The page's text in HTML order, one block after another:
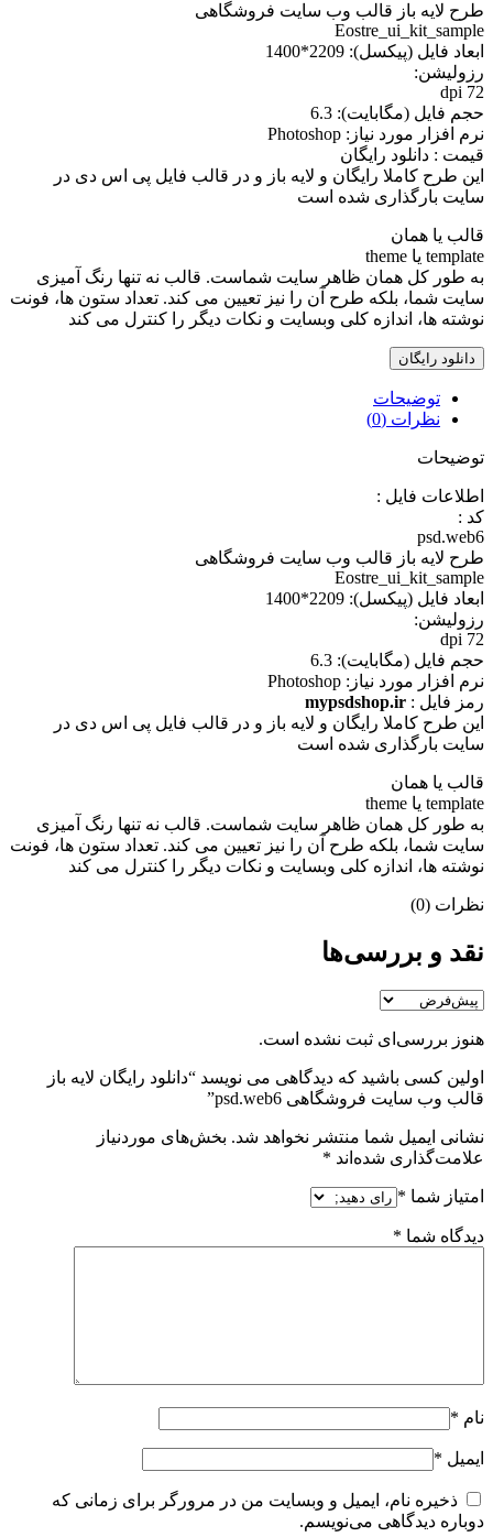
طرح لایه باز قالب وب سایت فروشگاهی
Eostre_ui_kit_sample
ابعاد فايل (پيکسل): 2209*1400
رزوليشن:
72 dpi
حجم فايل (مگابايت): 6.3
نرم افزار مورد نياز: Photoshop
قیمت : دانلود رایگان
اين طرح کاملا رایگان و لايه باز و در قالب فايل پی اس دی در
سايت بارگذاری شده است
قالب یا همان
template یا theme
به طور کل همان ظاهر سایت شماست. قالب نه تنها رنگ آمیزی
سایت شما، بلکه طرح آن را نیز تعیین می کند. تعداد ستون ها، فونت
نوشته ها، اندازه کلی وبسایت و نکات دیگر را کنترل می کند
دانلود رایگان
توضیحات
نظرات (0)
توضیحات
اطلاعات فايل :
کد :
psd.web6
طرح لایه باز قالب وب سایت فروشگاهی
Eostre_ui_kit_sample
ابعاد فايل (پيکسل): 2209*1400
رزوليشن:
72 dpi
حجم فايل (مگابايت): 6.3
نرم افزار مورد نياز: Photoshop
رمز فایل : mypsdshop.ir
اين طرح کاملا رایگان و لايه باز و در قالب فايل پی اس دی در
سايت بارگذاری شده است
قالب یا همان
template یا theme
به طور کل همان ظاهر سایت شماست. قالب نه تنها رنگ آمیزی
سایت شما، بلکه طرح آن را نیز تعیین می کند. تعداد ستون ها، فونت
نوشته ها، اندازه کلی وبسایت و نکات دیگر را کنترل می کند
نظرات (0)
نقد و بررسی‌ها
هنوز بررسی‌ای ثبت نشده است.
اولین کسی باشید که دیدگاهی می نویسد “دانلود رایگان لایه باز
قالب وب سایت فروشگاهی psd.web6”
نشانی ایمیل شما منتشر نخواهد شد. بخش‌های موردنیاز
علامت‌گذاری شده‌اند *
امتیاز شما *
دیدگاه شما *
نام *
ایمیل *
ذخیره نام، ایمیل و وبسایت من در مرورگر برای زمانی که
دوباره دیدگاهی می‌نویسم.